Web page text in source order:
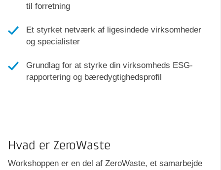
til forretning
Et styrket netværk af ligesindede virksomheder
og specialister
Grundlag for at styrke din virksomheds ESG-
rapportering og bæredygtighedsprofil
Hvad er ZeroWaste
Workshoppen er en del af ZeroWaste, et samarbejde